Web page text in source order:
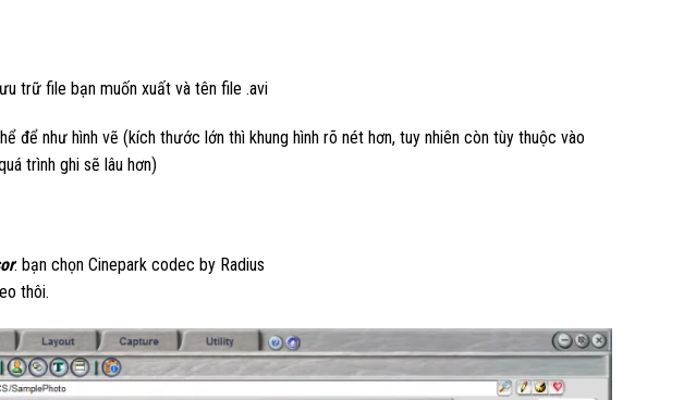
trữ file bạn muốn xuất và tên file .avi
để như hình vẽ (kích thước lớn thì khung hình rõ nét hơn, tuy nhiên còn tùy thuộc vào
trình ghi sẽ lâu hơn)
: bạn chọn Cinepark codec by Radius
thôi.